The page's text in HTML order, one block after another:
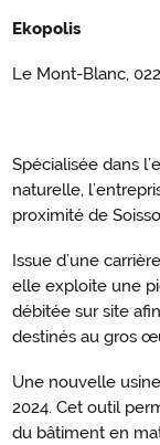
Ekopolis
Le Mont-Blanc,
Spécialisée dans
naturelle,
proximité de
Issue d’une
elle exploite une
débitée sur site
destinés au gros
Une nouvelle
2024. Cet outil
du bâtiment en